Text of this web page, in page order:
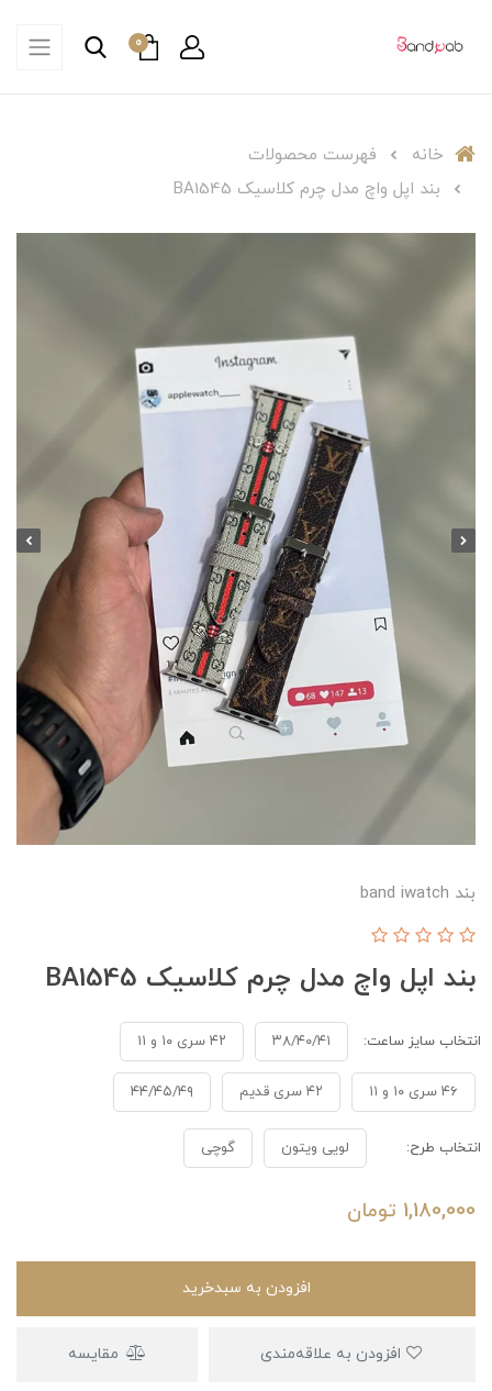
0
خانه
فهرست محصولات
بند اپل واچ مدل چرم کلاسیک BA1545
بند band iwatch
بند اپل واچ مدل چرم کلاسیک BA1545
انتخاب سایز ساعت: ۳۸/۴۰/۴۱ ۴۲ سری ۱۰ و ۱۱
۴۶ سری ۱۰ و ۱۱ ۴۲ سری قدیم ۴۴/۴۵/۴۹
انتخاب طرح: لویی ویتون گوچی
1,180,000 تومان
افزودن به سبدخرید
مقایسه